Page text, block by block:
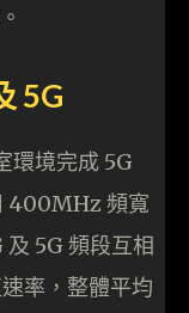
5G
環境完成 5G
400MHz 頻寬
5G 頻段互相
率，整體平均